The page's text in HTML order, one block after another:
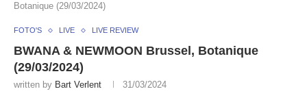
Botanique (29/03/2024)
FOTO'S LIVE LIVE REVIEW
BWANA & NEWMOON Brussel, Botanique
(29/03/2024)
written by Bart Verlent 31/03/2024